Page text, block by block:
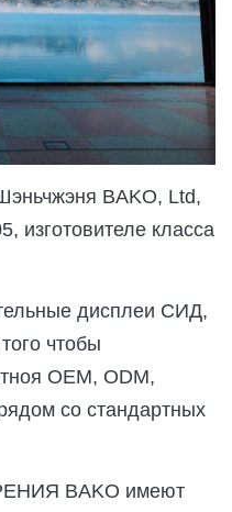
BAKO, Ltd,
изготовителе класса
дисплеи СИД,
чтобы
OEM, ODM,
со стандартных
BAKO имеют